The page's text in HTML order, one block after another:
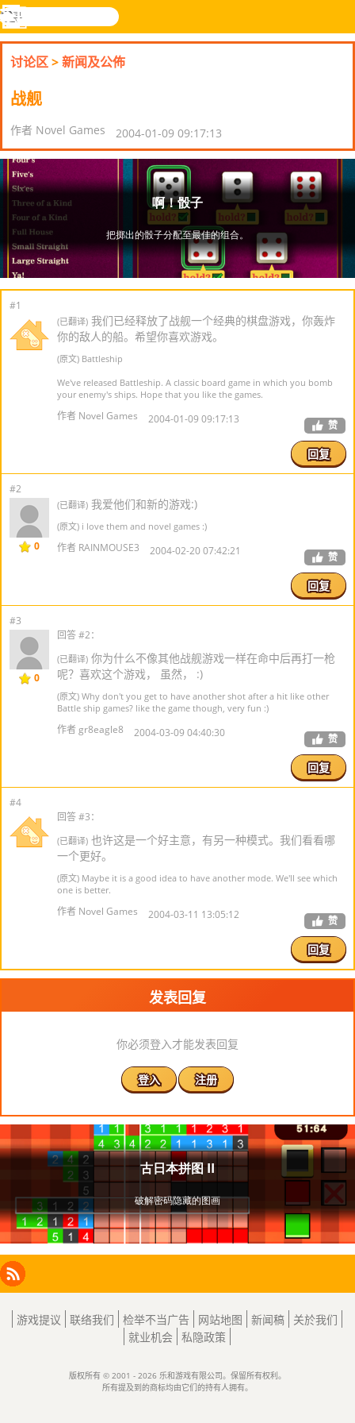
乐和游
搜
寻
登入
功
能
讨论区>新闻及公佈
战舰
作者 Novel Games 2004-01-09 09:17:13
#1
(已翻译) 我们已经释放了战舰一个经典的棋盘游戏，你轰炸
你的敌人的船。希望你喜欢游戏。
(原文) Battleship
We've released Battleship. A classic board game in which you bomb
your enemy's ships. Hope that you like the games.
作者 Novel Games 2004-01-09 09:17:13 赞
回复
#2
0
(已翻译) 我爱他们和新的游戏:)
(原文) i love them and novel games :)
作者 RAINMOUSE3 2004-02-20 07:42:21 赞
回复
#3
0
回答 #2：
(已翻译) 你为什么不像其他战舰游戏一样在命中后再打一枪
呢？喜欢这个游戏， 虽然， :)
(原文) Why don't you get to have another shot after a hit like other
Battle ship games? like the game though, very fun :)
作者 gr8eagle8 2004-03-09 04:40:30 赞
回复
#4
回答 #3：
(已翻译) 也许这是一个好主意，有另一种模式。我们看看哪
一个更好。
(原文) Maybe it is a good idea to have another mode. We'll see which
one is better.
作者 Novel Games 2004-03-11 13:05:12 赞
回复
发表回复
你必须登入才能发表回复
登入 注册
Facebook
Instagram
X
LinkedIn
RSS
游戏提议 联络我们 检举不当广告 网站地图 新闻稿
关於我们
就业机会 私隐政策
版权所有 © 2001 - 2026 乐和游戏有限公司。保留所有权利。
所有提及到的商标均由它们的持有人拥有。